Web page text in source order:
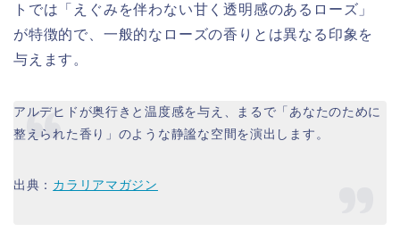
トでは「えぐみを伴わない甘く透明感のあるローズ」
が特徴的で、一般的なローズの香りとは異なる印象を
与えます。
アルデヒドが奥行きと温度感を与え、まるで「あなたのために
整えられた香り」のような静謐な空間を演出します。
出典： カラリアマガジン